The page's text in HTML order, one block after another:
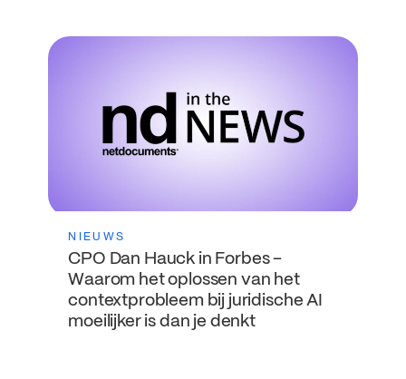
NIEUWS
CPO Dan Hauck in Forbes –
Waarom het oplossen van het
contextprobleem bij juridische AI
moeilijker is dan je denkt